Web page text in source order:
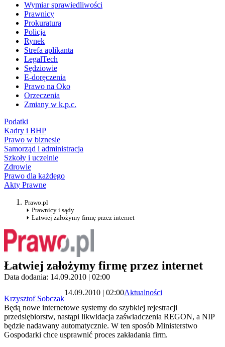
Wymiar sprawiedliwości
Prawnicy
Prokuratura
Policja
Rynek
Strefa aplikanta
LegalTech
Sędziowie
E-doręczenia
Prawo na Oko
Orzeczenia
Zmiany w k.p.c.
Podatki
Kadry i BHP
Prawo w biznesie
Samorząd i administracja
Szkoły i uczelnie
Zdrowie
Prawo dla każdego
Akty Prawne
Prawo.pl
Prawnicy i sądy
Łatwiej założymy firmę przez internet
Łatwiej założymy firmę przez internet
Data dodania: 14.09.2010 | 02:00
Krzysztof Sobczak
14.09.2010 | 02:00Aktualności
Będą nowe internetowe systemy do szybkiej rejestracji
przedsiębiorstw, nastąpi likwidacja zaświadczenia REGON, a NIP
będzie nadawany automatycznie. W ten sposób Ministerstwo
Gospodarki chce usprawnić proces zakładania firm.